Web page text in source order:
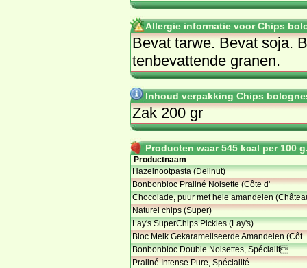
Allergie informatie voor Chips
Be­vat tar­we. Be­vat so­ja.
ten­be­vat­ten­de gra­nen.
Inhoud verpakking Chips
Zak 200 gr
Producten waar 545 kcal per 100
Productnaam
Hazelnootpasta (Delinut)
Bonbonbloc Praliné Noisette (Côte d'
Chocolade, puur met hele amandelen
Naturel chips (Super)
Lay's SuperChips Pickles (Lay's)
Bloc Melk Gekarameliseerde Amandelen (Côt
Bonbonbloc Double Noisettes, Spécialit
Praliné Intense Pure, Spécialité